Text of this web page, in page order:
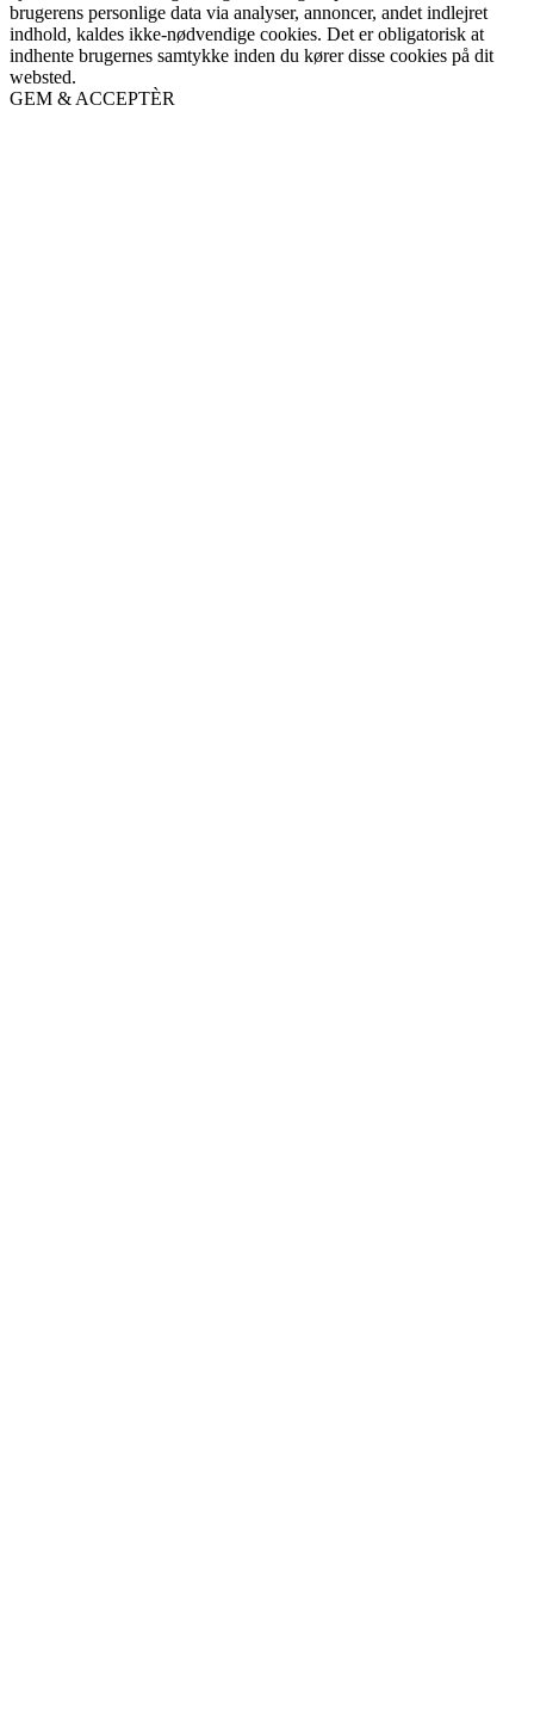
brugerens personlige data via analyser, annoncer, andet indlejret
indhold, kaldes ikke-nødvendige cookies. Det er obligatorisk at
indhente brugernes samtykke inden du kører disse cookies på dit
websted.
GEM & ACCEPTÈR